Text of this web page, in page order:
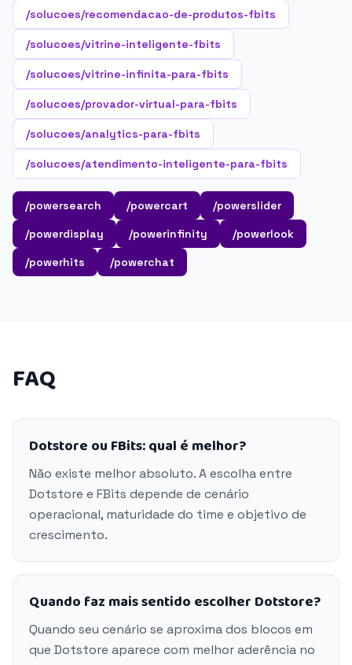
/solucoes/recomendacao-de-produtos-fbits
/solucoes/vitrine-inteligente-fbits
/solucoes/vitrine-infinita-para-fbits
/solucoes/provador-virtual-para-fbits
/solucoes/analytics-para-fbits
/solucoes/atendimento-inteligente-para-fbits
/powersearch /powercart
/powerslider
/powerdisplay
/powerinfinity
/powerlook
/powerhits
/powerchat
FAQ
Dotstore ou FBits: qual é melhor?
Não existe melhor absoluto. A escolha entre
Dotstore e FBits depende de cenário
operacional, maturidade do time e objetivo de
crescimento.
Quando faz mais sentido escolher Dotstore?
Quando seu cenário se aproxima dos blocos em
que Dotstore aparece com melhor aderência no